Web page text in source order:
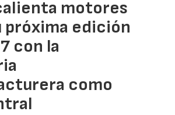
motores
próxima edición
con la
como